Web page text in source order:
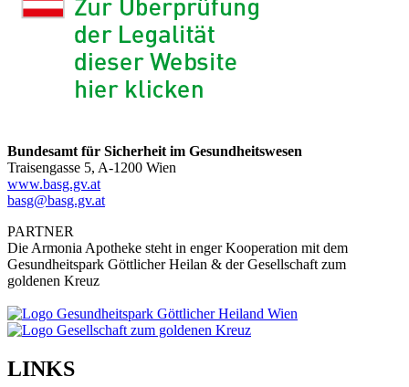
Bundesamt für Sicherheit im Gesundheitswesen
Traisengasse 5, A-1200 Wien
www.basg.gv.at
basg@basg.gv.at
PARTNER
Die Armonia Apotheke steht in enger Kooperation mit dem
Gesundheitspark Göttlicher Heilan & der Gesellschaft zum
goldenen Kreuz
LINKS